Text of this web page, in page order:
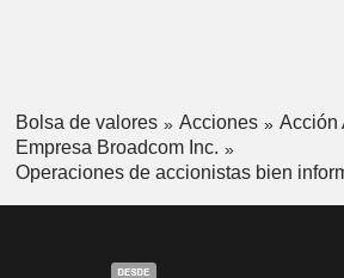
Bolsa de valores Acciones
Acción
Empresa Broadcom Inc.
Operaciones de accionistas bien